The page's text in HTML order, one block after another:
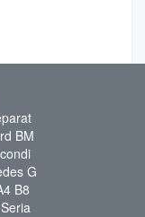
BM
G
B8